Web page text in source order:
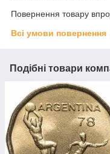
Повернення товару
Всі умови повернення
Подібні товари